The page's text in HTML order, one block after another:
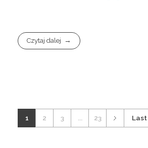
Czytaj dalej
1 2 3 23 Last